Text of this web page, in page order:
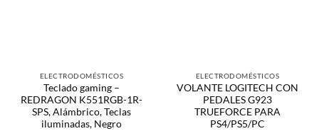
ELECTRODOMÉSTICOS
Teclado gaming –
REDRAGON K551RGB-1R-
SPS, Alámbrico, Teclas
iluminadas, Negro
ELECTRODOMÉSTICOS
VOLANTE LOGITECH CON
PEDALES G923
TRUEFORCE PARA
PS4/PS5/PC